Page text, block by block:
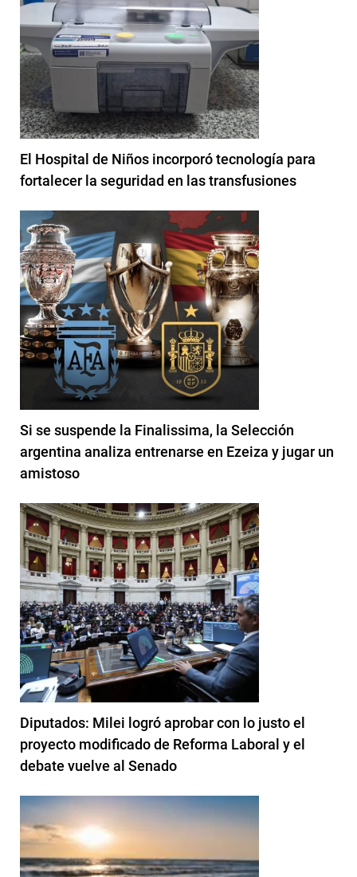
El Hospital de Niños incorporó tecnología para
fortalecer la seguridad en las transfusiones
Si se suspende la Finalissima, la Selección
argentina analiza entrenarse en Ezeiza y jugar un
amistoso
Diputados: Milei logró aprobar con lo justo el
proyecto modificado de Reforma Laboral y el
debate vuelve al Senado